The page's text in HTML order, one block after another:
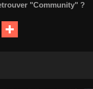
"Community" ?